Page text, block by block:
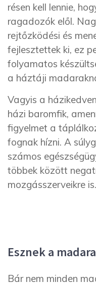
résen kell lennie,
ragadozók elől.
rejtőzködési és
fejlesztettek ki, ez
folyamatos
a háztáji
Vagyis a
házi baromfik,
figyelmet a
fognak hízni. A
számos
többek között
mozgásszerveikre is.
Esznek a
Bár nem minden